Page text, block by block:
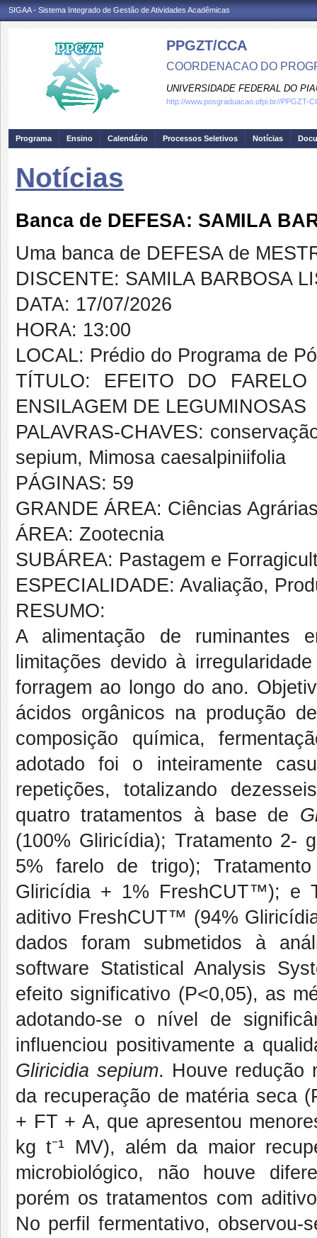
SIGAA - Sistema Integrado de Gestão de Atividades Acadêmicas
PPGZT/CCA
COORDENACAO DO
UNIVERSIDADE FEDERAL DO
http://www.posgraduacao.ufpi.br//PPGZT-
Programa Ensino Calendário Processos Seletivos Notícias
Notícias
Banca de DEFESA: SAMILA
Uma banca de DEFESA de
DISCENTE: SAMILA BARBOSA
DATA: 17/07/2026
HORA: 13:00
LOCAL: Prédio do Programa de
TÍTULO: EFEITO DO
ENSILAGEM DE LEGUMINOSAS
PALAVRAS-CHAVES:
sepium, Mimosa caesalpiniifolia
PÁGINAS: 59
GRANDE ÁREA: Ciências
ÁREA: Zootecnia
SUBÁREA: Pastagem e
ESPECIALIDADE: Avaliação,
RESUMO:
A alimentação de ruminantes
limitações devido à
forragem ao longo do ano.
ácidos orgânicos na produção
composição química,
adotado foi o inteiramente
repetições, totalizando
quatro tratamentos à base de
(100% Gliricídia); Tratamento 2-
5% farelo de trigo);
Gliricídia + 1% FreshCUT™); e
aditivo FreshCUT™ (94%
dados foram submetidos à
software Statistical Analysis
efeito significativo (P<0,05), as
adotando-se o nível de
influenciou positivamente a
Gliricidia sepium. Houve redução
da recuperação de matéria seca
+ FT + A, que apresentou
kg t⁻¹ MV), além da maior
microbiológico, não houve
porém os tratamentos com
No perfil fermentativo,